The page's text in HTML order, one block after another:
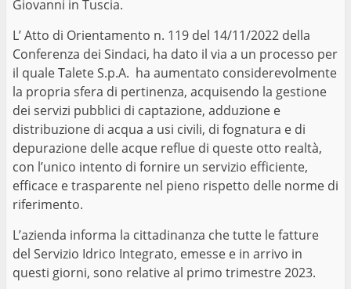
Giovanni in Tuscia.
L’ Atto di Orientamento n. 119 del 14/11/2022 della
Conferenza dei Sindaci, ha dato il via a un processo per
il quale Talete S.p.A. ha aumentato considerevolmente
la propria sfera di pertinenza, acquisendo la gestione
dei servizi pubblici di captazione, adduzione e
distribuzione di acqua a usi civili, di fognatura e di
depurazione delle acque reflue di queste otto realtà,
con l’unico intento di fornire un servizio efficiente,
efficace e trasparente nel pieno rispetto delle norme di
riferimento.
L’azienda informa la cittadinanza che tutte le fatture
del Servizio Idrico Integrato, emesse e in arrivo in
questi giorni, sono relative al primo trimestre 2023.